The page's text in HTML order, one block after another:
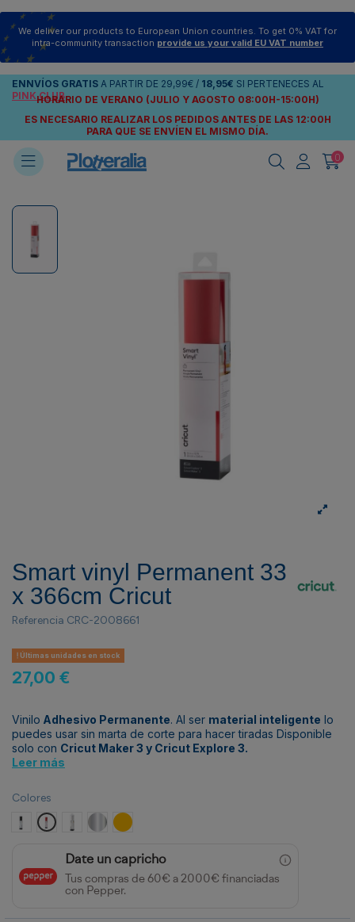
We deliver our products to European Union countries. To get 0% VAT for
intra-community transaction provide us your valid EU VAT number
ENNVÍOS GRATIS A PARTIR DE 29,99€ / 18,95€ SI PERTENECES AL
PINK CLUB
HORARIO DE VERANO (JULIO Y AGOSTO 08:00H-15:00H)
ES NECESARIO REALIZAR LOS PEDIDOS ANTES DE LAS 12:00H
PARA QUE SE ENVÍEN EL MISMO DÍA.
0
Smart vinyl Permanent 33
x 366cm Cricut
Referencia CRC-2008661
Últimas unidades en stock
27,00 €
Vinilo Adhesivo Permanente. Al ser material inteligente lo
puedes usar sin marta de corte para hacer tiradas Disponible
solo con Cricut Maker 3 y Cricut Explore 3.
Leer más
Colores
BlackRojo Blanco Silver Amarillo Maíz
Date un capricho
Tus compras de 60€ a 2000€ financiadas
con Pepper.